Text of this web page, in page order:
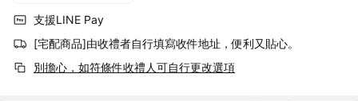
支援LINE Pay
[宅配商品]由收禮者自行填寫收件地址，便利又貼心。
別擔心，如符條件收禮人可自行更改選項